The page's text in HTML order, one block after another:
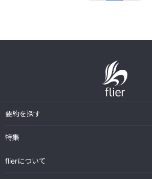
要約を探す
特集
flierについて